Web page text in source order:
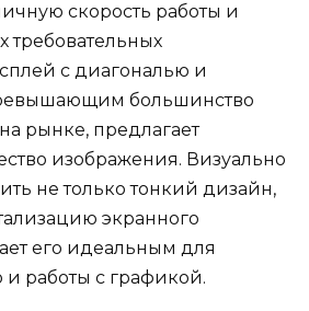
скорость работы и
требовательных
с диагональю и
большинство
рынке, предлагает
изображения. Визуально
не только тонкий дизайн,
экранного
его идеальным для
работы с графикой.